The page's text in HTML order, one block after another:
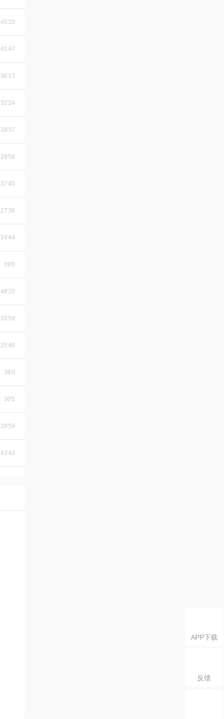
45'20
41'47
36'17
32'24
28'37
29'58
37'45
27'36
34'44
39'0
48'20
33'59
25'48
39'0
30'5
29'59
43'42
APP下载
反馈